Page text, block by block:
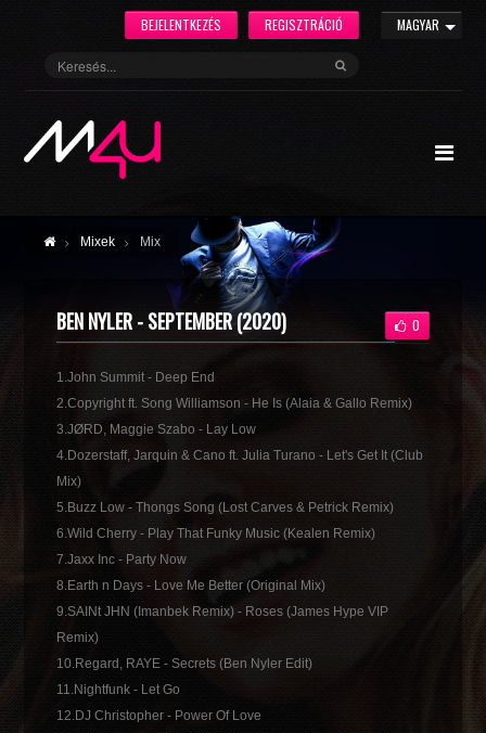
MAGYAR
REGISZTRÁCIÓ
BEJELENTKEZÉS
Mixek Mix
BEN NYLER - SEPTEMBER (2020) 0
1.John Summit - Deep End
2.Copyright ft. Song Williamson - He Is (Alaia & Gallo Remix)
3.JØRD, Maggie Szabo - Lay Low
4.Dozerstaff, Jarquin & Cano ft. Julia Turano - Let's Get It (Club
Mix)
5.Buzz Low - Thongs Song (Lost Carves & Petrick Remix)
6.Wild Cherry - Play That Funky Music (Kealen Remix)
7.Jaxx Inc - Party Now
8.Earth n Days - Love Me Better (Original Mix)
9.SAINt JHN (Imanbek Remix) - Roses (James Hype VIP
Remix)
10.Regard, RAYE - Secrets (Ben Nyler Edit)
11.Nightfunk - Let Go
12.DJ Christopher - Power Of Love